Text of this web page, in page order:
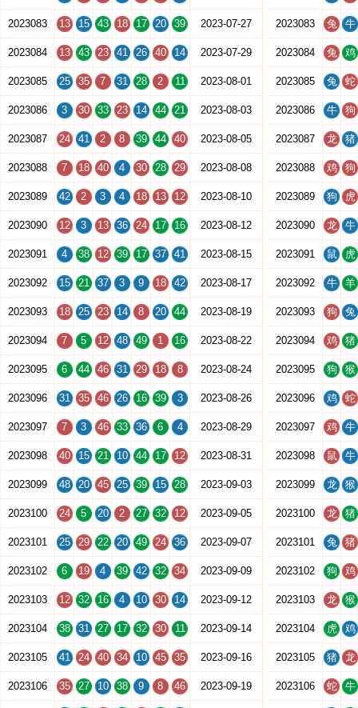
2023083 13 15 43 18 17 20 39 2023-07-27
2023084 13 43 23 41 26 40 14 2023-07-29
2023085 25 35 7 31 28 2 11 2023-08-01
2023086 3 30 33 23 14 44 21 2023-08-03
2023087 24 41 2 8 39 44 40 2023-08-05
2023088 7 18 40 4 30 28 29 2023-08-08
2023089 42 2 3 4 18 13 12 2023-08-10
2023090 12 3 13 36 24 17 16 2023-08-12
2023091 4 38 12 39 17 37 41 2023-08-15
2023092 15 21 37 3 9 18 42 2023-08-17
2023093 18 25 23 14 8 20 44 2023-08-19
2023094 7 5 12 48 49 1 16 2023-08-22
2023095 6 44 46 31 29 18 8 2023-08-24
2023096 31 35 46 26 16 39 3 2023-08-26
2023097 7 3 46 33 36 6 4 2023-08-29
2023098 40 15 21 10 44 17 12 2023-08-31
2023099 48 20 45 25 39 15 28 2023-09-03
2023100 24 5 20 2 27 32 12 2023-09-05
2023101 25 29 22 20 49 24 36 2023-09-07
2023102 6 19 4 39 42 32 34 2023-09-09
2023103 12 32 16 4 10 30 14 2023-09-12
2023104 38 31 27 17 32 30 11 2023-09-14
2023105 41 24 40 34 10 45 35 2023-09-16
2023106 35 27 10 38 9 8 46 2023-09-19
2023083 兔 牛
2023084 兔 鸡
2023085 兔 蛇
2023086 牛 狗
2023087 龙 猪
2023088 鸡 狗
2023089 狗 虎
2023090 龙 牛
2023091 鼠 虎
2023092 牛 羊
2023093 狗 兔
2023094 鸡 猪
2023095 狗 猴
2023096 鸡 蛇
2023097 鸡 牛
2023098 鼠 牛
2023099 龙 猴
2023100 龙 猪
2023101 兔 猪
2023102 狗 鸡
2023103 龙 猴
2023104 虎 鸡
2023105 猪 龙
2023106 蛇 牛